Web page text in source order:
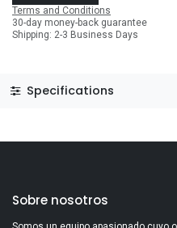
Terms and Conditions
30-day money-back guarantee
Shipping: 2-3 Business Days
Specifications
Sobre nosotros